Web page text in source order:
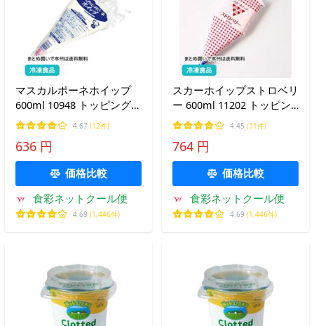
マスカルポーネホイップ
600ml 10948 トッピング
製菓 製パン 材料 チーズ
乳製品 ホイップクリーム
4.67 (12件)
636 円
価格比較
食彩ネットクール便
4.69 (1,446件)
スカーホイップストロベリ
ー 600ml 11202 トッピン
グ クリーム 製菓 製パン
スイーツ いちご 苺 ホイッ
プクリーム
4.45 (11件)
764 円
価格比較
食彩ネットクール便
4.69 (1,446件)